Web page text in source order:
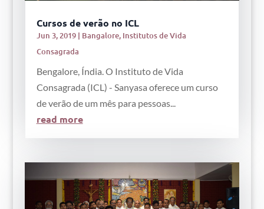
Cursos de verão no ICL
Jun 3, 2019| Bangalore, Institutos de Vida
Consagrada
Bengalore, Índia. O Instituto de Vida
Consagrada (ICL) - Sanyasa oferece um curso
de verão de um mês para pessoas...
read more